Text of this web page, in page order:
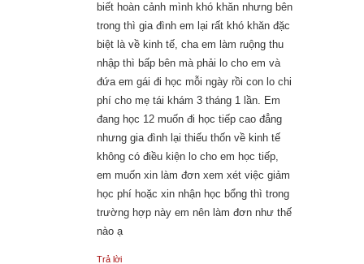
biết hoàn cảnh mình khó khăn nhưng bên
trong thì gia đình em lại rất khó khăn đặc
biệt là về kinh tế, cha em làm ruộng thu
nhập thì bấp bên mà phải lo cho em và
đứa em gái đi học mỗi ngày rồi con lo chi
phí cho mẹ tái khám 3 tháng 1 lần. Em
đang học 12 muốn đi học tiếp cao đẳng
nhưng gia đình lại thiếu thốn về kinh tế
không có điều kiện lo cho em học tiếp,
em muốn xin làm đơn xem xét việc giảm
học phí hoặc xin nhận học bổng thì trong
trường hợp này em nên làm đơn như thế
nào ạ
Trả lời